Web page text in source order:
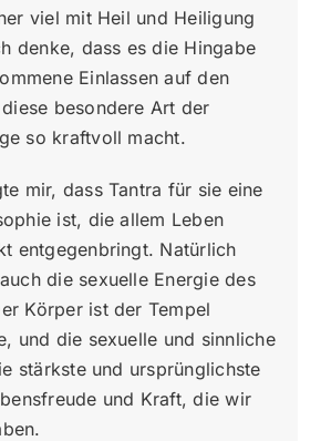
viel mit Heil und Heiligung
denke, dass es die Hingabe
Einlassen auf den
besondere Art der
so kraftvoll macht.
mir, dass Tantra für sie eine
ist, die allem Leben
entgegenbringt. Natürlich
die sexuelle Energie des
Körper ist der Tempel
und die sexuelle und sinnliche
stärkste und ursprünglichste
und Kraft, die wir